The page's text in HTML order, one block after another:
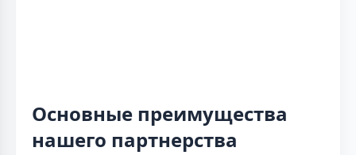
Основные преимущества
нашего партнерства